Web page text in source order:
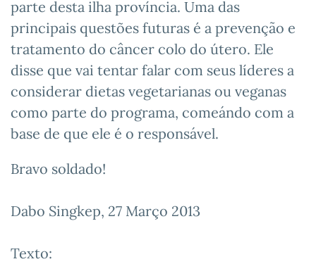
parte desta ilha província. Uma das
principais questões futuras é a prevenção e
tratamento do câncer colo do útero. Ele
disse que vai tentar falar com seus líderes a
considerar dietas vegetarianas ou veganas
como parte do programa, comeándo com a
base de que ele é o responsável.
Bravo soldado!
Dabo Singkep, 27 Março 2013
Texto: